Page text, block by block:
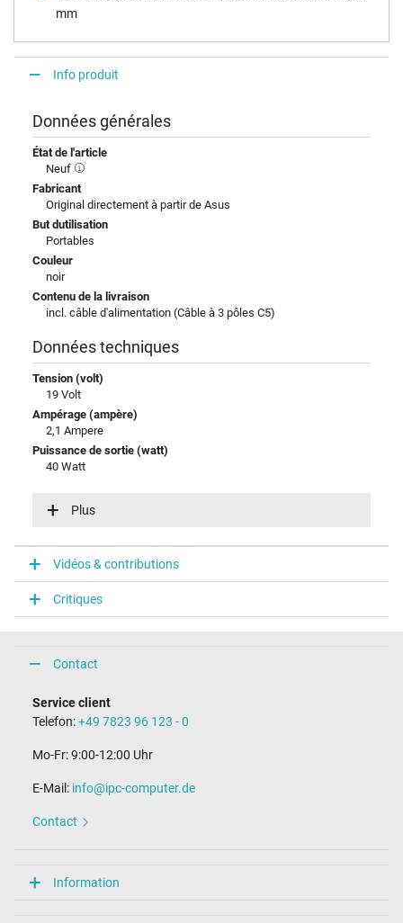
mm
Info produit
Données générales
État de l'article
Neuf
Fabricant
Original directement à partir de Asus
But dutilisation
Portables
Couleur
noir
Contenu de la livraison
incl. câble d'alimentation (Câble à 3 pôles C5)
Données techniques
Tension (volt)
19 Volt
Ampérage (ampère)
2,1 Ampere
Puissance de sortie (watt)
40 Watt
100-240V / 50-60Hz
Connecteur du portable
Type / forme du connecteur
rond(e) / –
11,0 mm
Non
Longueur du câble de connexion (m) (env.)
Mesures
Longueur / Largeur / Hauteur
Plus de données
Plus
Vidéos & contributions
Critiques
Contact
Service client
Telefon:+49 7823 96 123 - 0
Mo-Fr: 9:00-12:00 Uhr
E-Mail: info@ipc-computer.de
Contact
Information